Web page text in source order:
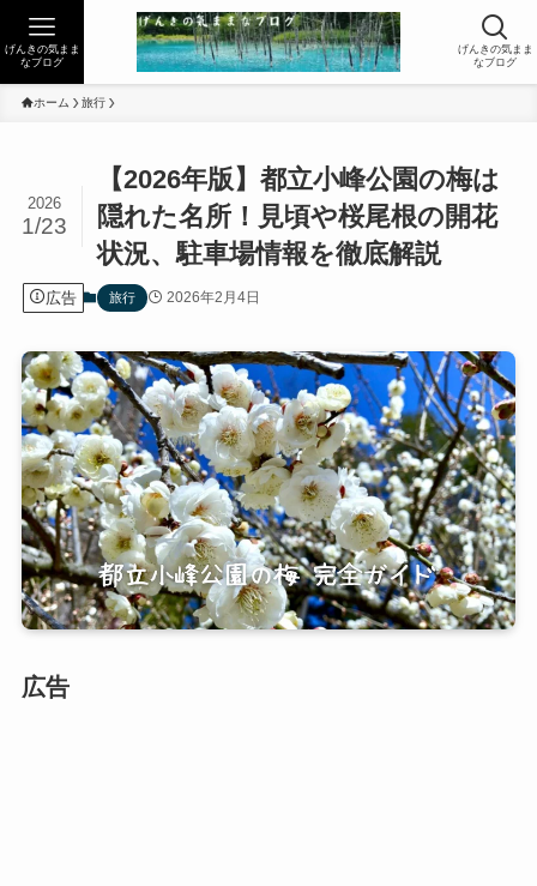
げんきの気まま
なブログ
げんきの気まま
なブログ
ホーム 旅行
【2026年版】都立小峰公園の梅は
隠れた名所！見頃や桜尾根の開花
状況、駐車場情報を徹底解説
2026
1/23
広告 旅行 2026年2月4日
広告